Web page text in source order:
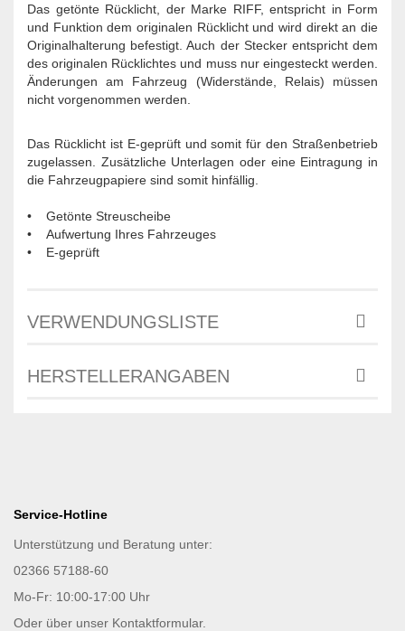
Das getönte Rücklicht, der Marke RIFF, entspricht in Form
und Funktion dem originalen Rücklicht und wird direkt an die
Originalhalterung befestigt. Auch der Stecker entspricht dem
des originalen Rücklichtes und muss nur eingesteckt werden.
Änderungen am Fahrzeug (Widerstände, Relais) müssen
nicht vorgenommen werden.
Das Rücklicht ist E-geprüft und somit für den Straßenbetrieb
zugelassen. Zusätzliche Unterlagen oder eine Eintragung in
die Fahrzeugpapiere sind somit hinfällig.
• Getönte Streuscheibe
• Aufwertung Ihres Fahrzeuges
• E-geprüft
VERWENDUNGSLISTE
HERSTELLERANGABEN
Service-Hotline
Unterstützung und Beratung unter:
02366 57188-60
Mo-Fr: 10:00-17:00 Uhr
Oder über unser Kontaktformular.